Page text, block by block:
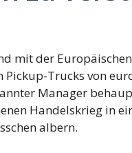
mit der
Trucks von
Manager
Handelskrieg in
albern.